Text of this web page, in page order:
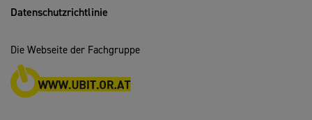
Datenschutzrichtlinie
Die Webseite der Fachgruppe